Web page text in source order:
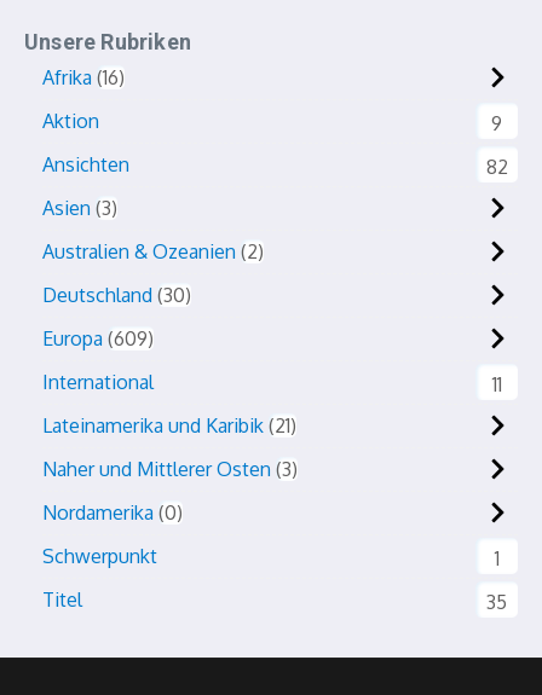
Unsere Rubriken
Afrika 16
Aktion
9
Ansichten
82
Asien 3
Australien & Ozeanien 2
Deutschland 30
Europa 609
International
11
Lateinamerika und Karibik 21
Naher und Mittlerer Osten 3
Nordamerika 0
Schwerpunkt
1
Titel
35